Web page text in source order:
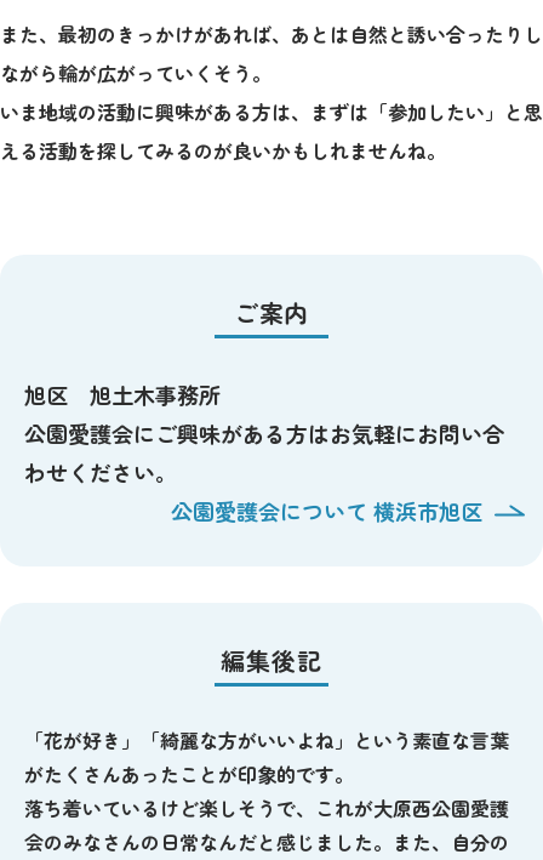
また、最初のきっかけがあれば、あとは自然と誘い合ったりし
ながら輪が広がっていくそう。
いま地域の活動に興味がある方は、まずは「参加したい」と思
える活動を探してみるのが良いかもしれませんね。
ご案内
旭区 旭土木事務所
公園愛護会にご興味がある方はお気軽にお問い合
わせください。
公園愛護会について 横浜市旭区
編集後記
「花が好き」「綺麗な方がいいよね」という素直な言葉
がたくさんあったことが印象的です。
落ち着いているけど楽しそうで、これが大原西公園愛護
会のみなさんの日常なんだと感じました。また、自分の